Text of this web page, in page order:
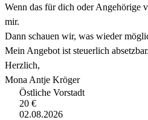
Wenn das für dich oder Angehörige
mir.
Dann schauen wir, was wieder
Mein Angebot ist steuerlich absetzbar.
Herzlich,
Mona Antje Kröger
Östliche Vorstadt
20 €
02.08.2026